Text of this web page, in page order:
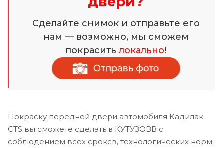
Сделайте снимок и отправьте его
нам — возможно, мы сможем
покраситьлокально!
Покраску передней двери автомобиля Кадилак
CTS вы сможете сделать в КУТУЗОВВ с
соблюдением всех сроков, технологических норм